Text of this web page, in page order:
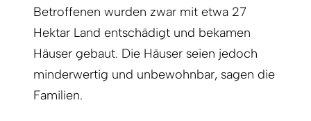
Betroffenen wurden zwar mit etwa 27
Hektar Land entschädigt und bekamen
Häuser gebaut. Die Häuser seien jedoch
minderwertig und unbewohnbar, sagen die
Familien.